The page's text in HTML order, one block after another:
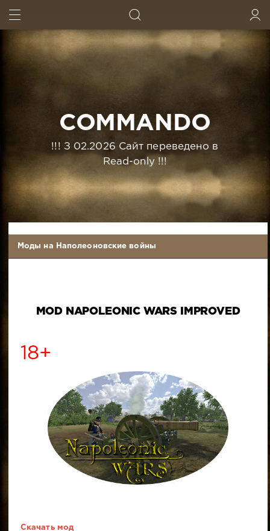
COMMANDO
!!! З 02.2026 Сайт переведено в
Read-only !!!
Моды на Наполеоновские войны
MOD NAPOLEONIC WARS IMPROVED
18+
Скачать мод